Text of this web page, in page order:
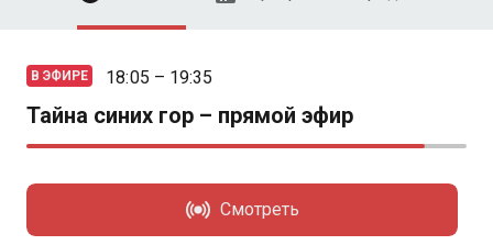
В ЭФИРЕ 18:05 – 19:35
Тайна синих гор – прямой эфир
Смотреть